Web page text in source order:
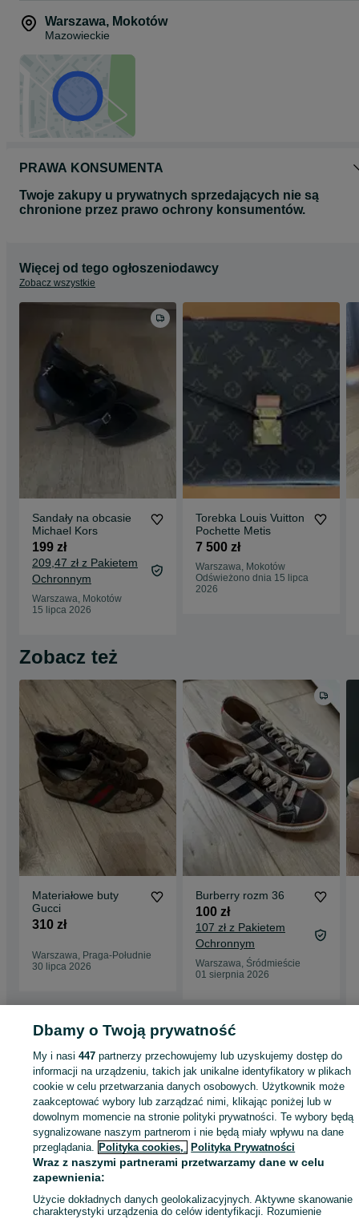
Warszawa, Mokotów
Mazowieckie
PRAWA KONSUMENTA
Twoje zakupy u prywatnych sprzedających nie są
chronione przez prawo ochrony konsumentów.
Więcej od tego ogłoszeniodawcy
Zobacz wszystkie
Sandały na obcasie
Michael Kors
199 zł
209,47 zł z Pakietem
Ochronnym
Warszawa, Mokotów
15 lipca 2026
Torebka Louis Vuitton
Pochette Metis
7 500 zł
Warszawa, Mokotów
Odświeżono dnia 15 lipca
2026
Zobacz też
Materiałowe buty
Gucci
310 zł
Warszawa, Praga-Południe
30 lipca 2026
Burberry rozm 36
100 zł
107 zł z Pakietem
Ochronnym
Warszawa, Śródmieście
01 sierpnia 2026
Strona główna Moda Buty damskie Trampki
Trampki - Mazowieckie
Trampki - Warszawa
Trampki - Mokotów
KATEGORIA
1076821532 Wyświetlenia:
Wyślij wiadomość Kup
Dbamy o Twoją prywatność
My i nasi447 partnerzy przechowujemy lub uzyskujemy dostęp do
informacji na urządzeniu, takich jak unikalne identyfikatory w plikach
cookie w celu przetwarzania danych osobowych. Użytkownik może
zaakceptować wybory lub zarządzać nimi, klikając poniżej lub w
dowolnym momencie na stronie polityki prywatności. Te wybory będą
sygnalizowane naszym partnerom i nie będą miały wpływu na dane
przeglądania. Polityka cookies, Polityka Prywatności
Wraz z naszymi partnerami przetwarzamy dane w celu
zapewnienia:
Użycie dokładnych danych geolokalizacyjnych. Aktywne skanowanie
charakterystyki urządzenia do celów identyfikacji. Rozumienie